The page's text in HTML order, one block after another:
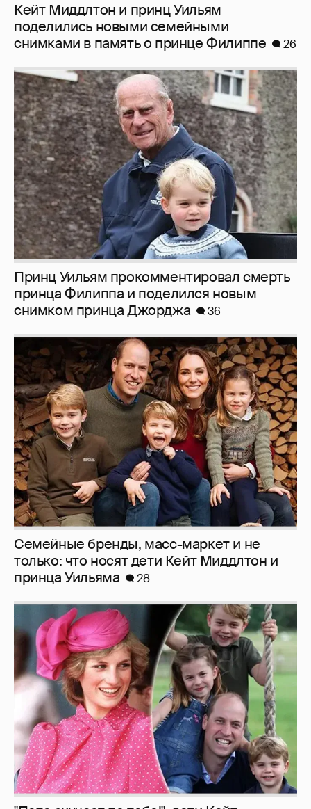
Кейт Миддлтон и принц Уильям
поделились новыми семейными
снимками в память о принце Филиппе
26
Принц Уильям прокомментировал смерть
принца Филиппа и поделился новым
снимком принца Джорджа
36
Семейные бренды, масс-маркет и не
только: что носят дети Кейт Миддлтон и
принца Уильяма
28